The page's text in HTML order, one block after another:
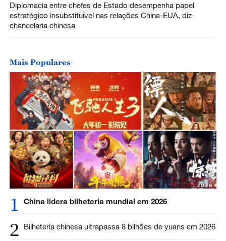
Diplomacia entre chefes de Estado desempenha papel
estratégico insubstituível nas relações China-EUA, diz
chancelaria chinesa
Mais Populares
1 China lidera bilheteria mundial em 2026
2 Bilheteria chinesa ultrapassa 8 bilhões de yuans em 2026